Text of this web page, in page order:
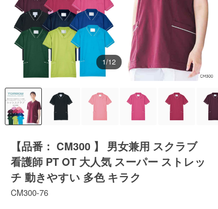
1/12
【品番： CM300 】 男女兼用 スクラブ
看護師 PT OT 大人気 スーパー ストレッ
チ 動きやすい 多色 キラク
CM300-76